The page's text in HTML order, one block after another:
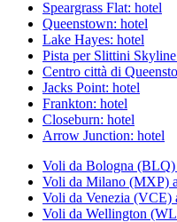
Speargrass Flat: hotel
Queenstown: hotel
Lake Hayes: hotel
Pista per Slittini
Centro città di
Jacks Point: hotel
Frankton: hotel
Closeburn: hotel
Arrow Junction: hotel
Voli da Bologna
Voli da Milano (MXP)
Voli da Venezia (VCE)
Voli da Wellington